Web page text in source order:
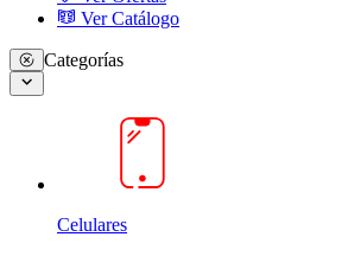
Ver Catálogo
Categorías
Celulares